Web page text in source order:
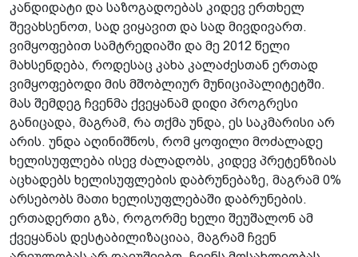
კანდიდატი და საზოგადოებას კიდევ ერთხელ
შევახსენოთ, სად ვიყავით და სად მივდივართ.
ვიმყოფებით სამტრედიაში და მე 2012 წელი
მახსენდება, როდესაც კახა კალაძესთან ერთად
ვიმყოფებოდი მის მშობლიურ მუნიციპალიტეტში.
მას შემდეგ ჩვენმა ქვეყანამ დიდი პროგრესი
განიცადა, მაგრამ, რა თქმა უნდა, ეს საკმარისი არ
არის. უნდა აღინიშნოს, რომ ყოფილი მოძალადე
ხელისუფლება ისევ ძალადობს, კიდევ პრეტენზიას
აცხადებს ხელისუფლების დაბრუნებაზე, მაგრამ 0%
არსებობს მათი ხელისუფლებაში დაბრუნების.
ერთადერთი გზა, როგორმე ხელი შეუშალონ ამ
ქვეყანას დესტაბილიზაციაა, მაგრამ ჩვენ